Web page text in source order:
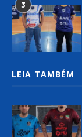
3
LEIA TAMBÉM